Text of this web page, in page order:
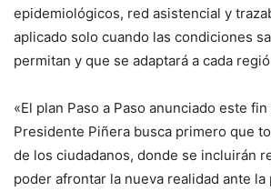
epidemiológicos, red asistencial y
aplicado solo cuando las condiciones
permitan y que se adaptará a cada
«El plan Paso a Paso anunciado este
Presidente Piñera busca primero que
de los ciudadanos, donde se incluirán
poder afrontar la nueva realidad ante la